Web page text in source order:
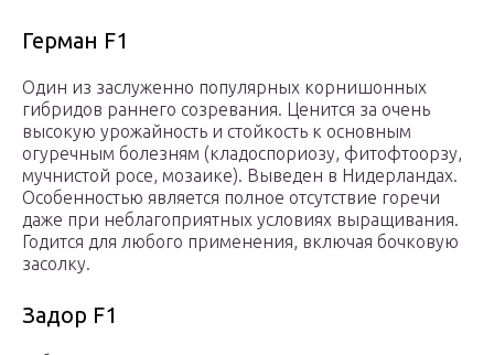
Герман F1
Один из заслуженно популярных корнишонных
гибридов раннего созревания. Ценится за очень
высокую урожайность и стойкость к основным
огуречным болезням (кладоспориозу, фитофтоорзу,
мучнистой росе, мозаике). Выведен в Нидерландах.
Особенностью является полное отсутствие горечи
даже при неблагоприятных условиях выращивания.
Годится для любого применения, включая бочковую
засолку.
Задор F1